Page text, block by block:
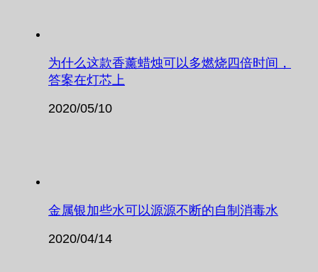
为什么这款香薰蜡烛可以多燃烧四倍时间，
答案在灯芯上
2020/05/10
金属银加些水可以源源不断的自制消毒水
2020/04/14